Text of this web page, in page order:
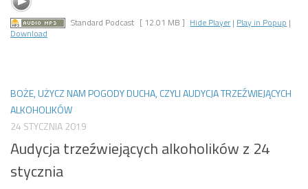
Standard Podcast [ 12.01 MB ] Hide Player | Play in Popup |
Download
BOŻE, UŻYCZ NAM POGODY DUCHA, CZYLI AUDYCJA TRZEŹWIEJĄCYCH
ALKOHOLIKÓW
24 STYCZNIA 2019
Audycja trzeźwiejących alkoholików z 24
stycznia